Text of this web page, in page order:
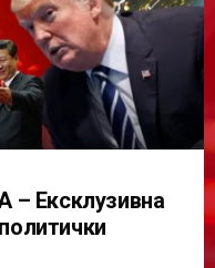
Ексклузивна